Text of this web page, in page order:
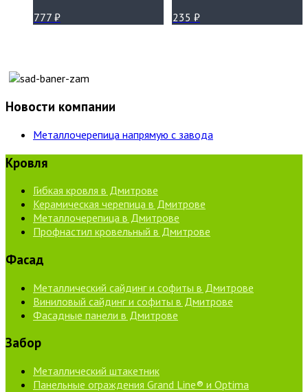
777 ₽ 235 ₽
Новости компании
Металлочерепица напрямую с завода
Кровля
Гибкая кровля в Дмитрове
Керамическая черепица в Дмитрове
Металлочерепица в Дмитрове
Профнастил кровельный в Дмитрове
Фасад
Металлический сайдинг и софиты в Дмитрове
Виниловый сайдинг и софиты в Дмитрове
Фасадные панели в Дмитрове
Забор
Металлический штакетник
Панельные ограждения Grand Line® и Optima